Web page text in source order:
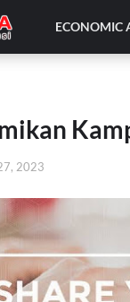
ECONOMIC
2023